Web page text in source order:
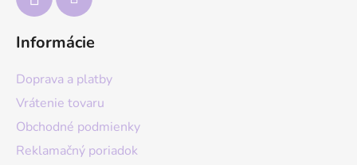
Informácie
Doprava a platby
Vrátenie tovaru
Obchodné podmienky
Reklamačný poriadok